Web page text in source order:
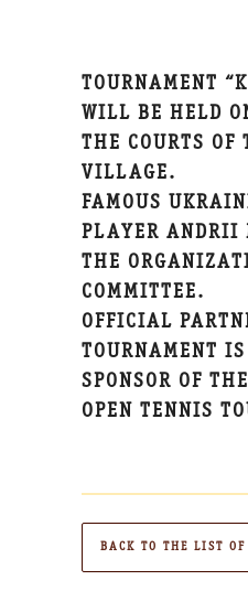
TOURNAMENT
WILL BE HELD
THE COURTS OF
VILLAGE.
FAMOUS
PLAYER ANDRII
THE
COMMITTEE.
OFFICIAL
TOURNAMENT
SPONSOR OF
OPEN TENNIS
BACK TO THE LIST